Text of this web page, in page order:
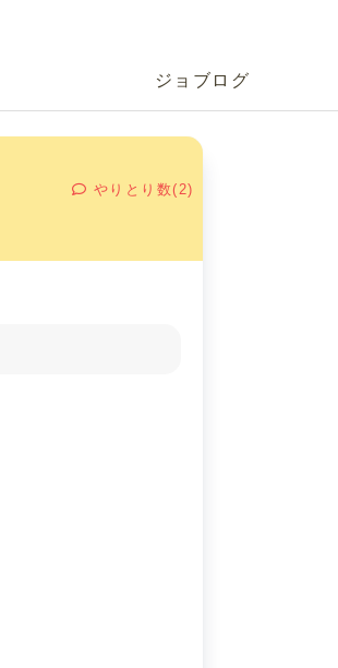
ジョブログ
やりとり数(2)